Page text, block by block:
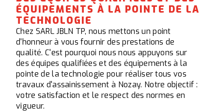
ÉQUIPEMENTS À LA POINTE DE LA
TECHNOLOGIE
Chez SARL JBLN TP, nous mettons un point
d'honneur à vous fournir des prestations de
qualité. C'est pourquoi nous nous appuyons sur
des équipes qualifiées et des équipements à la
pointe de la technologie pour réaliser tous vos
travaux d'assainissement à Nozay. Notre objectif :
votre satisfaction et le respect des normes en
vigueur.